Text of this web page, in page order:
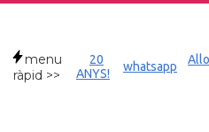
menu
ràpid >>
20
ANYS!
whatsapp